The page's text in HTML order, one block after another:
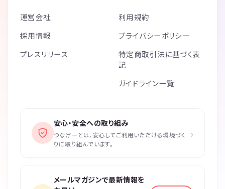
運営会社
採用情報
プレスリリース
利用規約
プライバシーポリシー
特定商取引法に基づく表
記
ガイドライン一覧
安心・安全への取り組み
つなげーとは、安心してご利用いただける環境づく
りに取り組んでいます。
›
メールマガジンで最新情報を